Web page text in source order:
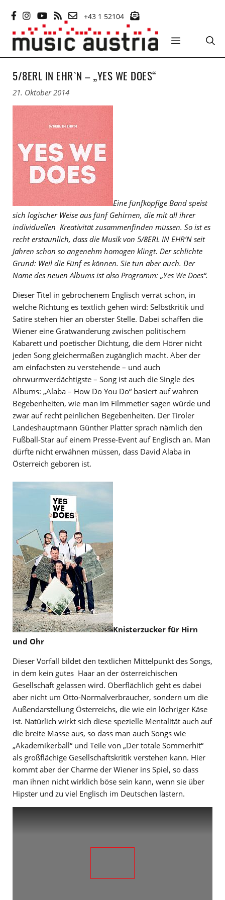
Inhalt
springen
+43 1 52104
MENÜ
5/8ERL IN EHR`N – „YES WE DOES“
21. Oktober 2014
Eine fünfköpfige Band speist
sich logischer Weise aus fünf Gehirnen, die mit all ihrer
individuellen Kreativität zusammenfinden müssen. So ist es
recht erstaunlich, dass die Musik von 5/8ERL IN EHR’N seit
Jahren schon so angenehm homogen klingt. Der schlichte
Grund: Weil die Fünf es können. Sie tun aber auch. Der
Name des neuen Albums ist also Programm: „Yes We Does“.
Dieser Titel in gebrochenem Englisch verrät schon, in
welche Richtung es textlich gehen wird: Selbstkritik und
Satire stehen hier an oberster Stelle. Dabei schaffen die
Wiener eine Gratwanderung zwischen politischem
Kabarett und poetischer Dichtung, die dem Hörer nicht
jeden Song gleichermaßen zugänglich macht. Aber der
am einfachsten zu verstehende – und auch
ohrwurmverdächtigste – Song ist auch die Single des
Albums: „Alaba – How Do You Do“ basiert auf wahren
Begebenheiten, wie man im Filmmetier sagen würde und
zwar auf recht peinlichen Begebenheiten. Der Tiroler
Landeshauptmann Günther Platter sprach nämlich den
Fußball-Star auf einem Presse-Event auf Englisch an. Man
dürfte nicht erwähnen müssen, dass David Alaba in
Österreich geboren ist.
Knisterzucker für Hirn
und Ohr
Dieser Vorfall bildet den textlichen Mittelpunkt des Songs,
in dem kein gutes Haar an der österreichischen
Gesellschaft gelassen wird. Oberflächlich geht es dabei
aber nicht um Otto-Normalverbraucher, sondern um die
Außendarstellung Österreichs, die wie ein löchriger Käse
ist. Natürlich wirkt sich diese spezielle Mentalität auch auf
die breite Masse aus, so dass man auch Songs wie
„Akademikerball“ und Teile von „Der totale Sommerhit“
als großflächige Gesellschaftskritik verstehen kann. Hier
kommt aber der Charme der Wiener ins Spiel, so dass
man ihnen nicht wirklich böse sein kann, wenn sie über
Hipster und zu viel Englisch im Deutschen lästern.